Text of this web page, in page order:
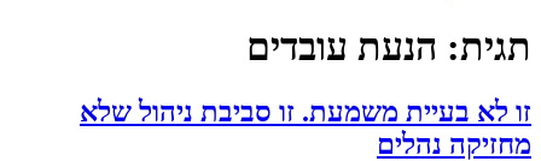
תגית: הנעת עובדים
זו לא בעיית משמעת. זו סביבת ניהול שלא
מחזיקה נהלים